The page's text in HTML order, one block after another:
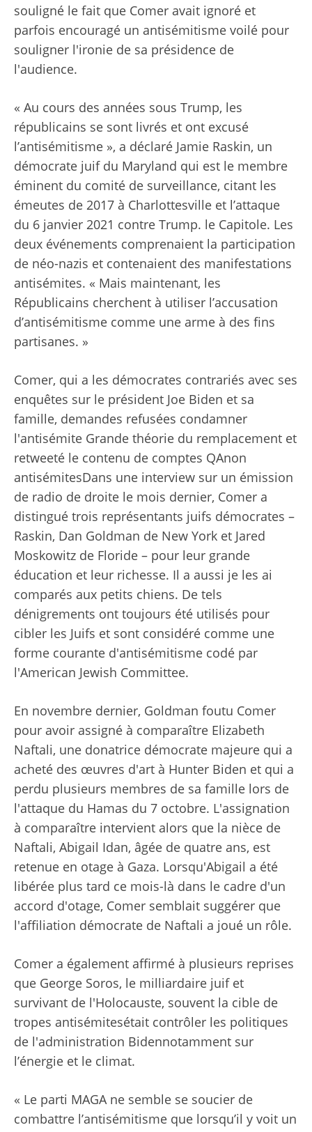
souligné le fait que Comer avait ignoré et
parfois encouragé un antisémitisme voilé pour
souligner l'ironie de sa présidence de
l'audience.
« Au cours des années sous Trump, les
républicains se sont livrés et ont excusé
l’antisémitisme », a déclaré Jamie Raskin, un
démocrate juif du Maryland qui est le membre
éminent du comité de surveillance, citant les
émeutes de 2017 à Charlottesville et l’attaque
du 6 janvier 2021 contre Trump. le Capitole. Les
deux événements comprenaient la participation
de néo-nazis et contenaient des manifestations
antisémites. « Mais maintenant, les
Républicains cherchent à utiliser l’accusation
d’antisémitisme comme une arme à des fins
partisanes. »
Comer, qui a les démocrates contrariés avec ses
enquêtes sur le président Joe Biden et sa
famille, demandes refusées condamner
l'antisémite Grande théorie du remplacement et
retweeté le contenu de comptes QAnon
antisémitesDans une interview sur un émission
de radio de droite le mois dernier, Comer a
distingué trois représentants juifs démocrates –
Raskin, Dan Goldman de New York et Jared
Moskowitz de Floride – pour leur grande
éducation et leur richesse. Il a aussi je les ai
comparés aux petits chiens. De tels
dénigrements ont toujours été utilisés pour
cibler les Juifs et sont considéré comme une
forme courante d'antisémitisme codé par
l'American Jewish Committee.
En novembre dernier, Goldman foutu Comer
pour avoir assigné à comparaître Elizabeth
Naftali, une donatrice démocrate majeure qui a
acheté des œuvres d'art à Hunter Biden et qui a
perdu plusieurs membres de sa famille lors de
l'attaque du Hamas du 7 octobre. L'assignation
à comparaître intervient alors que la nièce de
Naftali, Abigail Idan, âgée de quatre ans, est
retenue en otage à Gaza. Lorsqu'Abigail a été
libérée plus tard ce mois-là dans le cadre d'un
accord d'otage, Comer semblait suggérer que
l'affiliation démocrate de Naftali a joué un rôle.
Comer a également affirmé à plusieurs reprises
que George Soros, le milliardaire juif et
survivant de l'Holocauste, souvent la cible de
tropes antisémitesétait contrôler les politiques
de l'administration Bidennotamment sur
l’énergie et le climat.
« Le parti MAGA ne semble se soucier de
combattre l’antisémitisme que lorsqu’il y voit un